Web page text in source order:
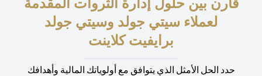
لعملاء سيتي جولد وسيتي جولد
برايفيت كلاينت
حدد الحل الأمثل الذي يتوافق مع أولوياتك المالية وأهدافك